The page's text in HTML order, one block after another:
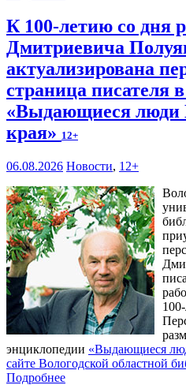
К 100-летию со дня
Дмитриевича
актуализирована
страница писателя
«Выдающиеся люди
края» 12+
06.08.2026 Новости, 12+
энциклопедии «Выдающиеся
сайте Вологодской областной
Подробнее